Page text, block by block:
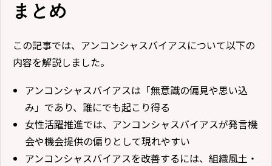
まとめ
この記事では、アンコンシャスバイアスについて以下の
内容を解説しました。
アンコンシャスバイアスは「無意識の偏見や思い込
み」であり、誰にでも起こり得る
女性活躍推進では、アンコンシャスバイアスが発言機
会や機会提供の偏りとして現れやすい
アンコンシャスバイアスを改善するには、組織風土・